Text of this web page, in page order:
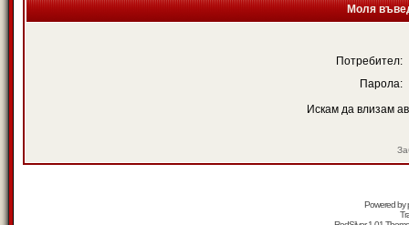
Моля
Потребител:
Парола:
Искам да влизам
Powered by